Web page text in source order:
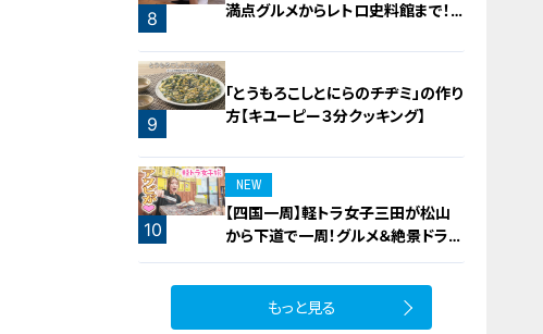
8
満点グルメからレトロ史料館まで！
9
「とうもろこしとにらのチヂミ」の作り
方【キユーピー３分クッキング】
10
NEW
【四国一周】軽トラ女子三田が松山
から下道で一周！グルメ＆絶景ドライ
ブ⑳
もっと見る